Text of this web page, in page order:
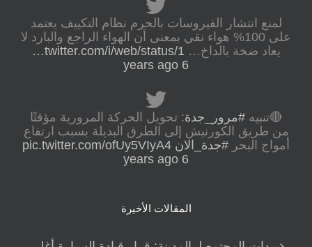
لمنع انتشار الفيروسات بالحرم نظام التكييف يعتمد
على 100% هواء نقي بمعنى أن الهواء الراجع والبارد لا
يعاد ضخة بالداخ… twitter.com/i/web/status/1…
6 years ago
🔴تنبيه #مرور_جدة: تحويل الحركة المرورية مؤقتًا
من طريق الكورنيش إلى الطرق البديلة بسبب ارتفاع
أمواج البحر #جدة_الان pic.twitter.com/ofUy5VIyA4
6 years ago
المقالات الأخيرة